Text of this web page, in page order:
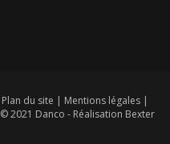
Plan du site | Mentions légales |
© 2021 Danco - Réalisation Bexter